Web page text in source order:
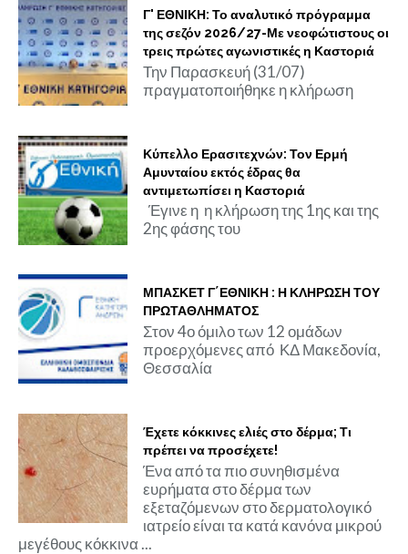
Γ' ΕΘΝΙΚΗ: Το αναλυτικό πρόγραμμα
της σεζόν 2026/27-Με νεοφώτιστους οι
τρεις πρώτες αγωνιστικές η Καστοριά
Την Παρασκευή (31/07)
πραγματοποιήθηκε η κλήρωση
Κύπελλο Ερασιτεχνών: Τον Ερμή
Αμυνταίου εκτός έδρας θα
αντιμετωπίσει η Καστοριά
Έγινε η η κλήρωση της 1ης και της
2ης φάσης του
ΜΠΑΣΚΕΤ Γ΄ΕΘΝΙΚΗ : Η ΚΛΗΡΩΣΗ ΤΟΥ
ΠΡΩΤΑΘΛΗΜΑΤΟΣ
Στον 4ο όμιλο των 12 ομάδων
προερχόμενες από ΚΔ Μακεδονία,
Θεσσαλία
Έχετε κόκκινες ελιές στο δέρμα; Τι
πρέπει να προσέχετε!
Ένα από τα πιο συνηθισμένα
ευρήματα στο δέρμα των
εξεταζόμενων στο δερματολογικό
ιατρείο είναι τα κατά κανόνα μικρού
μεγέθους κόκκινα ...